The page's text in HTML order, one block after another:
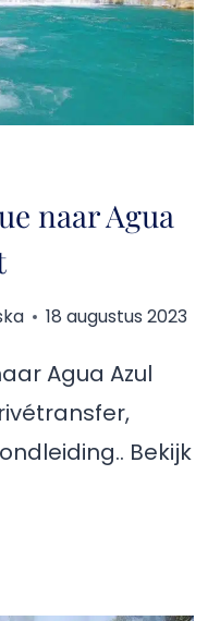
naar Agua
18 augustus 2023
Agua Azul
Bekijk